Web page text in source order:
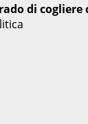
di cogliere